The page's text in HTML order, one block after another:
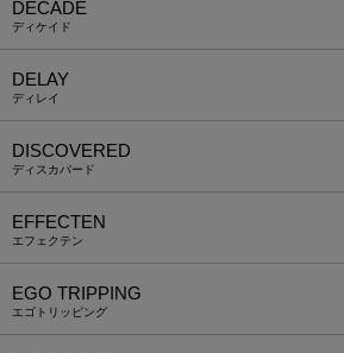
DECADE
ディケイド
DELAY
ディレイ
DISCOVERED
ディスカバード
EFFECTEN
エフェクテン
EGO TRIPPING
エゴトリッピング